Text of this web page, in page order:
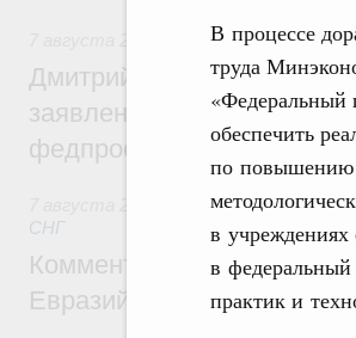
В процессе
труда
«Федеральный
обеспечить
по повышению
в
в федеральный
практик и
Среднее
Дмитрий Чернышенко:
заявлений от
федпроекта
Евразийский
СНГ
Комментарий Алексея
Евразийского